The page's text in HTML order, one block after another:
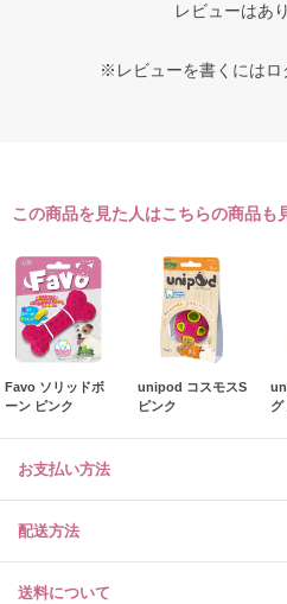
レビューはあ
※レビューを書くにはロ
この商品を見た人はこちらの商品も
Favo ソリッドボ
ーン ピンク
unipod コスモスS
ピンク
グ
お支払い方法
配送方法
送料について